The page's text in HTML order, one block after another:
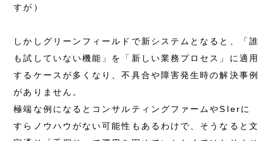
すが）
しかしグリーンフィールドで新システムとなると、「誰
も試していない機能」を「新しい業務プロセス」に適用
するケースが多くなり、不具合や障害発生時の解決事例
がありません。
極端な例になるとコンサルティングファームやSIerに
すらノウハウがない可能性もあるわけで、そうなると文